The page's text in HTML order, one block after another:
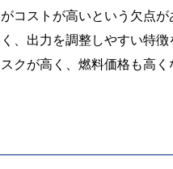
コストが高いという欠点が
、出力を調整しやすい特徴
クが高く、燃料価格も高